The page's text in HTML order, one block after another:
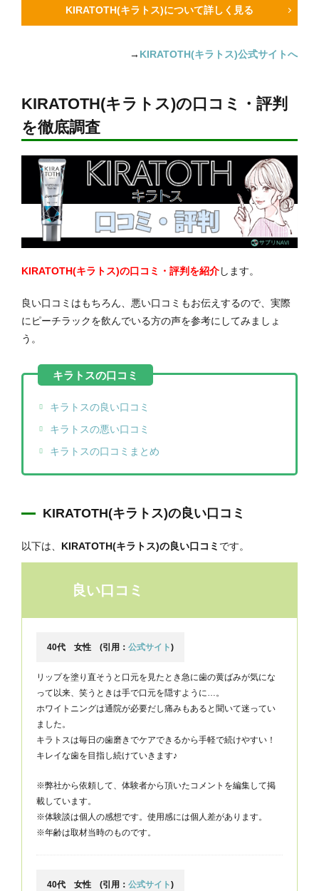
KIRATOTH(キラトス)について詳しく見る
→ KIRATOTH(キラトス)公式サイトへ
KIRATOTH(キラトス)の口コミ・評判
を徹底調査
KIRATOTH(キラトス)の口コミ・評判を紹介します。
良い口コミはもちろん、悪い口コミもお伝えするので、実際
にピーチラックを飲んでいる方の声を参考にしてみましょ
う。
キラトスの良い口コミ
キラトスの悪い口コミ
キラトスの口コミまとめ
KIRATOTH(キラトス)の良い口コミ
以下は、 KIRATOTH(キラトス)の良い口コミ です。
良い口コミ
40代 女性 (引用： 公式サイト)
リップを塗り直そうと口元を見たとき急に歯の黄ばみが気にな
って以来、笑うときは手で口元を隠すように…。
ホワイトニングは通院が必要だし痛みもあると聞いて迷ってい
ました。
キラトスは毎日の歯磨きでケアできるから手軽で続けやすい！
キレイな歯を目指し続けていきます♪
※弊社から依頼して、体験者から頂いたコメントを編集して掲
載しています。
※体験談は個人の感想です。使用感には個人差があります。
※年齢は取材当時のものです。
40代 女性 (引用： 公式サイト)